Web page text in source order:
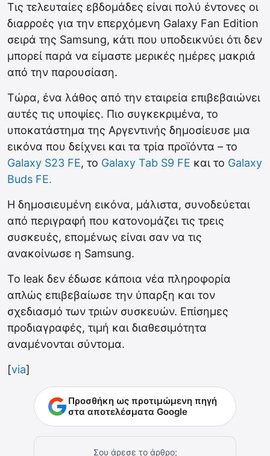
Τις τελευταίες εβδομάδες είναι πολύ έντονες οι
διαρροές για την επερχόμενη Galaxy Fan Edition
σειρά της Samsung, κάτι που υποδεικνύει ότι δεν
μπορεί παρά να είμαστε μερικές ημέρες μακριά
από την παρουσίαση.
Τώρα, ένα λάθος από την εταιρεία επιβεβαιώνει
αυτές τις υποψίες. Πιο συγκεκριμένα, το
υποκατάστημα της Αργεντινής δημοσίευσε μια
εικόνα που δείχνει και τα τρία προϊόντα – το
Galaxy S23 FE, το Galaxy Tab S9 FE και το Galaxy
Buds FE.
Η δημοσιευμένη εικόνα, μάλιστα, συνοδεύεται
από περιγραφή που κατονομάζει τις τρεις
συσκευές, επομένως είναι σαν να τις
ανακοίνωσε η Samsung.
To leak δεν έδωσε κάποια νέα πληροφορία
απλώς επιβεβαίωσε την ύπαρξη και τον
σχεδιασμό των τριών συσκευών. Επίσημες
προδιαγραφές, τιμή και διαθεσιμότητα
αναμένονται σύντομα.
[via]
Προσθήκη ως προτιμώμενη πηγή
στα αποτελέσματα Google
Σου άρεσε το άρθρο;